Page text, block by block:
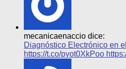
mecanicaenaccio dice:
Diagnóstico Electrónico en
https://t.co/pyot0XkPoo